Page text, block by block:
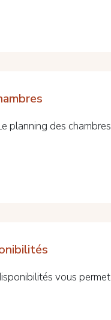
planning des chambres
vous permet